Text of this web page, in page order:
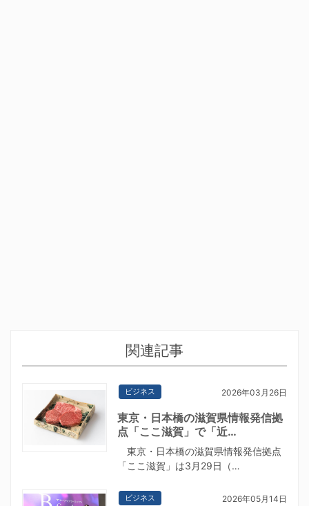
関連記事
ビジネス 2026年03月26日
東京・日本橋の滋賀県情報発信拠
点「ここ滋賀」で「近…
東京・日本橋の滋賀県情報発信拠点
「ここ滋賀」は3月29日（…
ビジネス 2026年05月14日